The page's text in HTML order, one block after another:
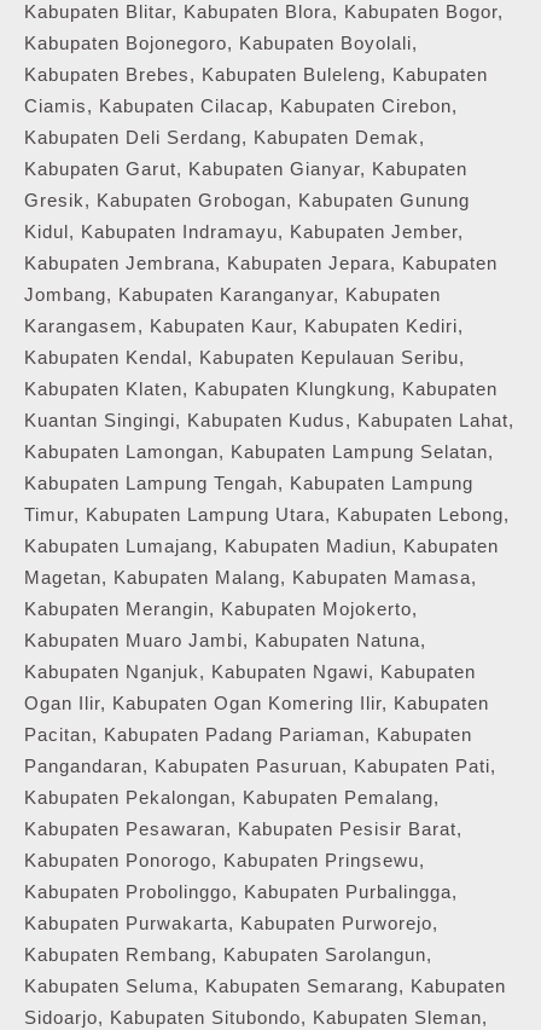
Kabupaten Blitar, Kabupaten Blora, Kabupaten Bogor,
Kabupaten Bojonegoro, Kabupaten Boyolali,
Kabupaten Brebes, Kabupaten Buleleng, Kabupaten
Ciamis, Kabupaten Cilacap, Kabupaten Cirebon,
Kabupaten Deli Serdang, Kabupaten Demak,
Kabupaten Garut, Kabupaten Gianyar, Kabupaten
Gresik, Kabupaten Grobogan, Kabupaten Gunung
Kidul, Kabupaten Indramayu, Kabupaten Jember,
Kabupaten Jembrana, Kabupaten Jepara, Kabupaten
Jombang, Kabupaten Karanganyar, Kabupaten
Karangasem, Kabupaten Kaur, Kabupaten Kediri,
Kabupaten Kendal, Kabupaten Kepulauan Seribu,
Kabupaten Klaten, Kabupaten Klungkung, Kabupaten
Kuantan Singingi, Kabupaten Kudus, Kabupaten Lahat,
Kabupaten Lamongan, Kabupaten Lampung Selatan,
Kabupaten Lampung Tengah, Kabupaten Lampung
Timur, Kabupaten Lampung Utara, Kabupaten Lebong,
Kabupaten Lumajang, Kabupaten Madiun, Kabupaten
Magetan, Kabupaten Malang, Kabupaten Mamasa,
Kabupaten Merangin, Kabupaten Mojokerto,
Kabupaten Muaro Jambi, Kabupaten Natuna,
Kabupaten Nganjuk, Kabupaten Ngawi, Kabupaten
Ogan Ilir, Kabupaten Ogan Komering Ilir, Kabupaten
Pacitan, Kabupaten Padang Pariaman, Kabupaten
Pangandaran, Kabupaten Pasuruan, Kabupaten Pati,
Kabupaten Pekalongan, Kabupaten Pemalang,
Kabupaten Pesawaran, Kabupaten Pesisir Barat,
Kabupaten Ponorogo, Kabupaten Pringsewu,
Kabupaten Probolinggo, Kabupaten Purbalingga,
Kabupaten Purwakarta, Kabupaten Purworejo,
Kabupaten Rembang, Kabupaten Sarolangun,
Kabupaten Seluma, Kabupaten Semarang, Kabupaten
Sidoarjo, Kabupaten Situbondo, Kabupaten Sleman,